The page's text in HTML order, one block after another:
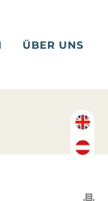
ÜBER UNS